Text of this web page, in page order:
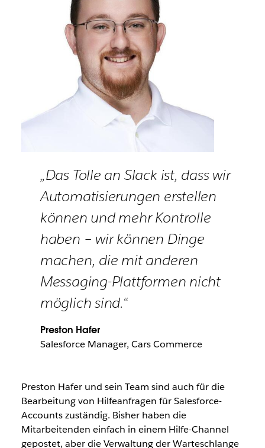
„Das Tolle an Slack ist, dass wir
Automatisierungen erstellen
können und mehr Kontrolle
haben – wir können Dinge
machen, die mit anderen
Messaging-Plattformen nicht
möglich sind.“
Preston Hafer
Salesforce Manager, Cars Commerce
Preston Hafer und sein Team sind auch für die
Bearbeitung von Hilfeanfragen für Salesforce-
Accounts zuständig. Bisher haben die
Mitarbeitenden einfach in einem Hilfe-Channel
gepostet, aber die Verwaltung der Warteschlange